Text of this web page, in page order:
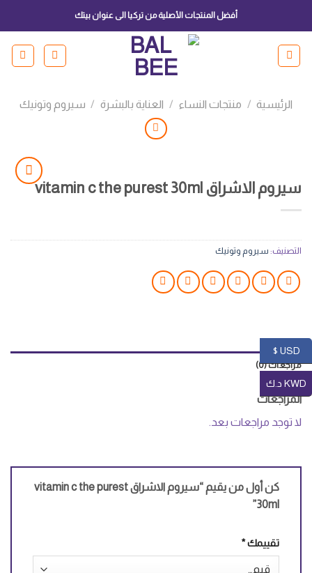
content
أفضل المنتجات الأصلية من تركيا الى عنوان بيتك
الرئيسية / منتجات النساء / العناية بالبشرة / سيروم وتونيك
سيروم الاشراق vitamin c the purest 30ml
التصنيف: سيروم وتونيك
مراجعات (0)
المراجعات
لا توجد مراجعات بعد.
كن أول من يقيم “سيروم الاشراق vitamin c the purest
30ml”
تقييمك*
USD $
KWD د.ك